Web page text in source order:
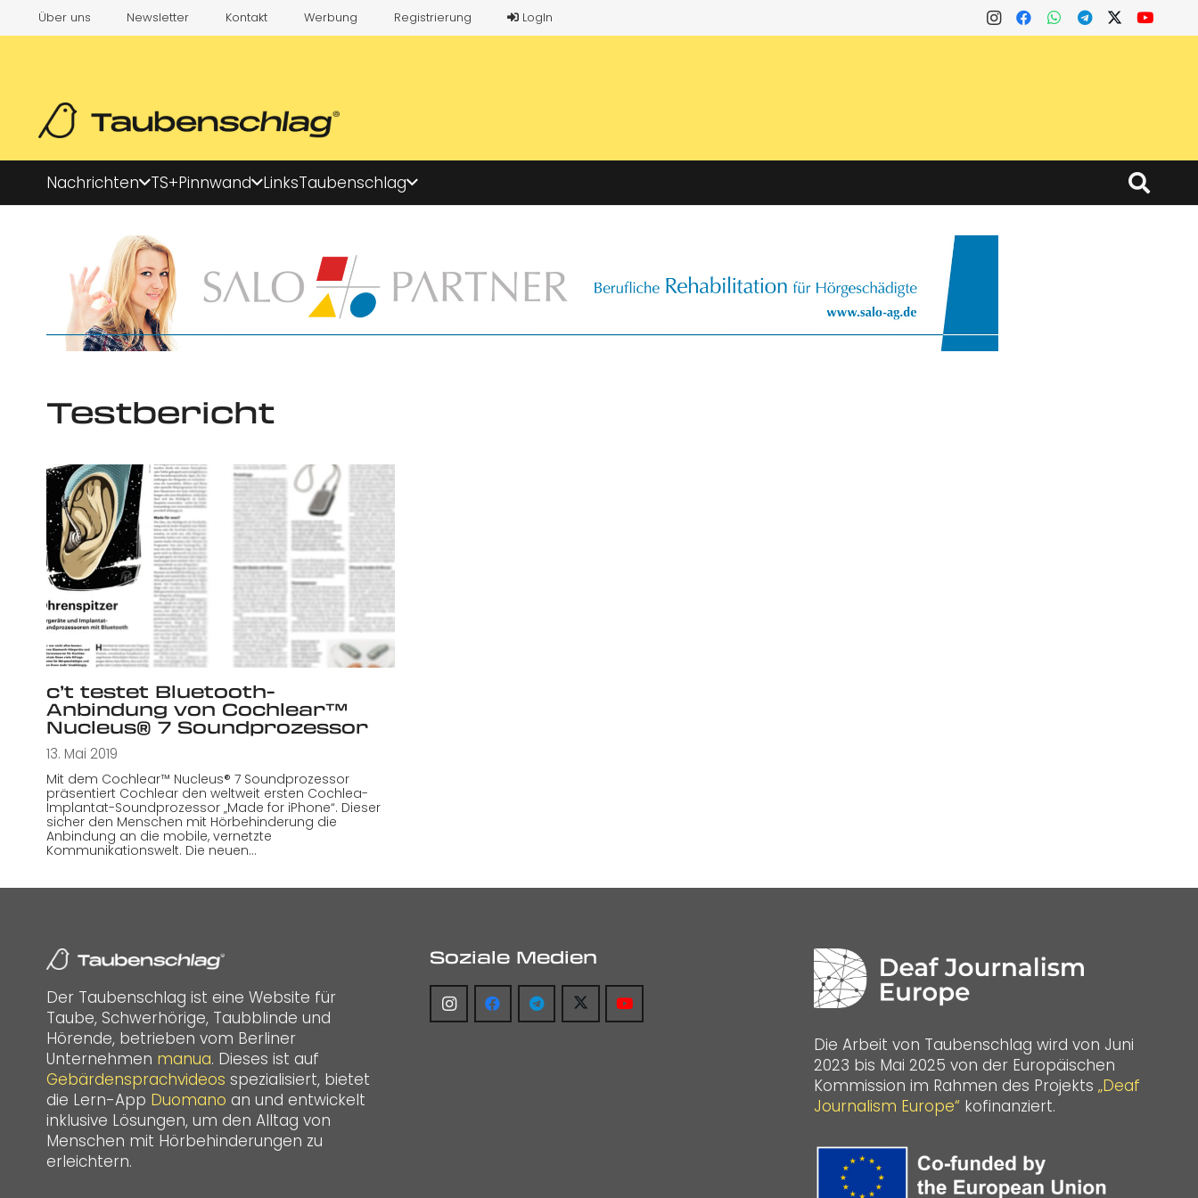
Über uns Newsletter Kontakt Werbung Registrierung LogIn
Nachrichten TS+Pinnwand LinksTaubenschlag
Testbericht
c’t testet Bluetooth-
Anbindung von Cochlear™
Nucleus® 7 Soundprozessor
13. Mai 2019
Mit dem Cochlear™ Nucleus® 7 Soundprozessor
präsentiert Cochlear den weltweit ersten Cochlea-
Implantat-Soundprozessor „Made for iPhone“. Dieser
sicher den Menschen mit Hörbehinderung die
Anbindung an die mobile, vernetzte
Kommunikationswelt. Die neuen…
Der Taubenschlag ist eine Website für
Taube, Schwerhörige, Taubblinde und
Hörende, betrieben vom Berliner
Unternehmen manua. Dieses ist auf
Gebärdensprachvideos spezialisiert, bietet
die Lern-App Duomano an und entwickelt
inklusive Lösungen, um den Alltag von
Menschen mit Hörbehinderungen zu
erleichtern.
Soziale Medien
Die Arbeit von Taubenschlag wird von Juni
2023 bis Mai 2025 von der Europäischen
Kommission im Rahmen des Projekts „Deaf
Journalism Europe“ kofinanziert.